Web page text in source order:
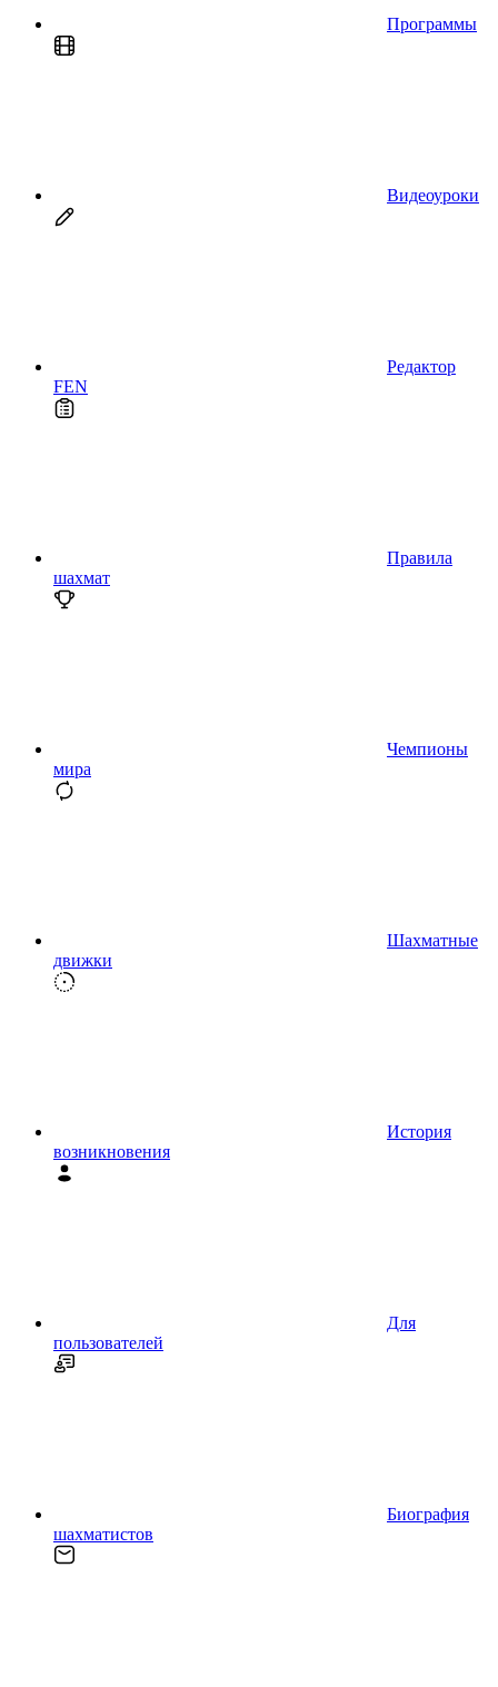
Программы
Видеоуроки
Редактор
FEN
Правила
шахмат
Чемпионы
мира
Шахматные
движки
История
возникновения
Для
пользователей
Биография
шахматистов